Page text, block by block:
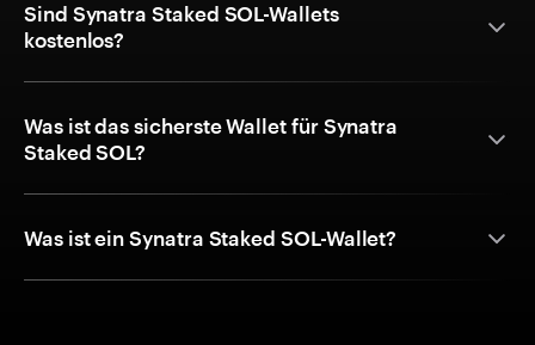
Sind Synatra Staked SOL-Wallets
kostenlos?
Was ist das sicherste Wallet für Synatra
Staked SOL?
Was ist ein Synatra Staked SOL-Wallet?